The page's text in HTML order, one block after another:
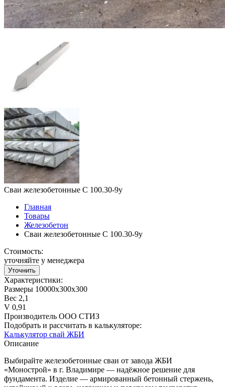
Сваи железобетонные С 100.30-9у
Главная
Товары
Железобетон
Сваи железобетонные С 100.30-9у
Стоимость:
уточняйте у менеджера
Уточнить
Характеристики:
Размеры 10000х300х300
Вес 2,1
V 0,91
Производитель ООО СТИЗ
Подобрать и рассчитать в калькуляторе:
Калькулятор свай ЖБИ
Описание
Выбирайте железобетонные сваи от завода ЖБИ
«Монострой» в г. Владимире — надёжное решение для
фундамента. Изделие — армированный бетонный стержень,